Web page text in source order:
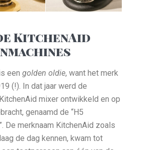
KitchenAid
een golden oldie, want het merk
(!). In dat jaar werd de
mixer ontwikkeld en op
genaamd de “H5
De merknaam KitchenAid zoals
de dag kennen, kwam tot